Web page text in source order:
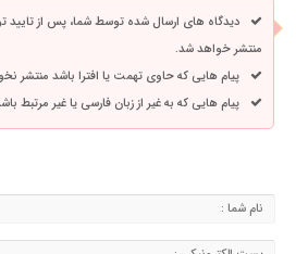
دیدگاه های ارسال شده توسط شما، پس از
منتشر خواهد شد.
پیام هایی که حاوی تهمت یا افترا باشد منتشر
پیام هایی که به غیر از زبان فارسی یا غیر مرتبط